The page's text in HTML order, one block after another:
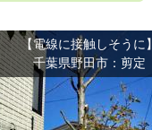
【電線に接触しそうに】
千葉県野田市：剪定